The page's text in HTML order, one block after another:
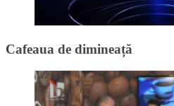
Cafeaua de dimineață